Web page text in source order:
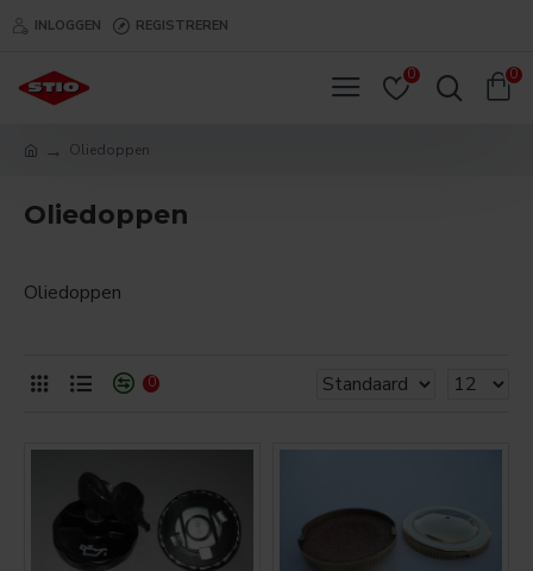
INLOGGEN REGISTREREN
0 0
Oliedoppen
Oliedoppen
Oliedoppen
0